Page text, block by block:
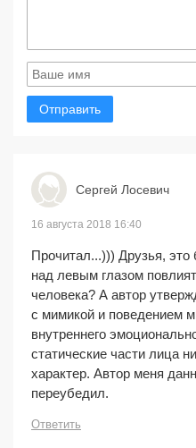
Отправить
Сергей Лосевич
16 августа 2018 16:40
Прочитал...))) Друзья,
над левым глазом
человека? А автор
с мимикой и поведением
внутреннего
статические части лица
характер. Автор меня
переубедил.
Ответить